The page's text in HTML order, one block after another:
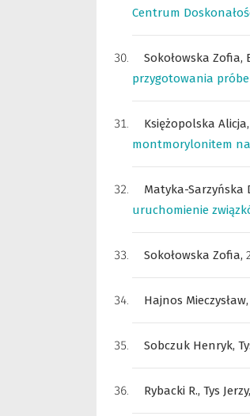
Centrum
Sokołowska Zofia,
przygotowania
Księżopolska Alicja,
montmorylonitem
Matyka-Sarzyńska
uruchomienie
Sokołowska Zofia,
Hajnos Mieczysław,
Sobczuk Henryk,
Rybacki R., Tys Jerzy,